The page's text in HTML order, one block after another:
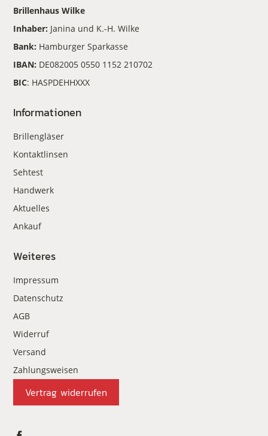
Brillenhaus Wilke
Inhaber: Janina und K.-H. Wilke
Bank: Hamburger Sparkasse
IBAN: DE082005 0550 1152 210702
BIC: HASPDEHHXXX
Informationen
Brillengläser
Kontaktlinsen
Sehtest
Handwerk
Aktuelles
Ankauf
Weiteres
Impressum
Datenschutz
AGB
Widerruf
Versand
Zahlungsweisen
Vertrag widerrufen